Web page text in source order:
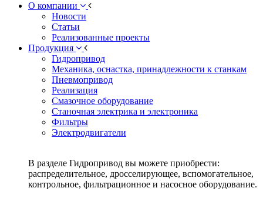
О компании
Новости
Статьи
Реализованные проекты
Продукция
Гидропривод
Механика, оснастка, принадлежности к станкам
Пневмопривод
Реализация
Смазочное оборудование
Станочная электрика и электроника
Фильтры
Электродвигатели
В разделе Гидропривод вы можете приобрести:
распределительное, дросселирующее, вспомогательное,
контрольное, фильтрационное и насосное оборудование.